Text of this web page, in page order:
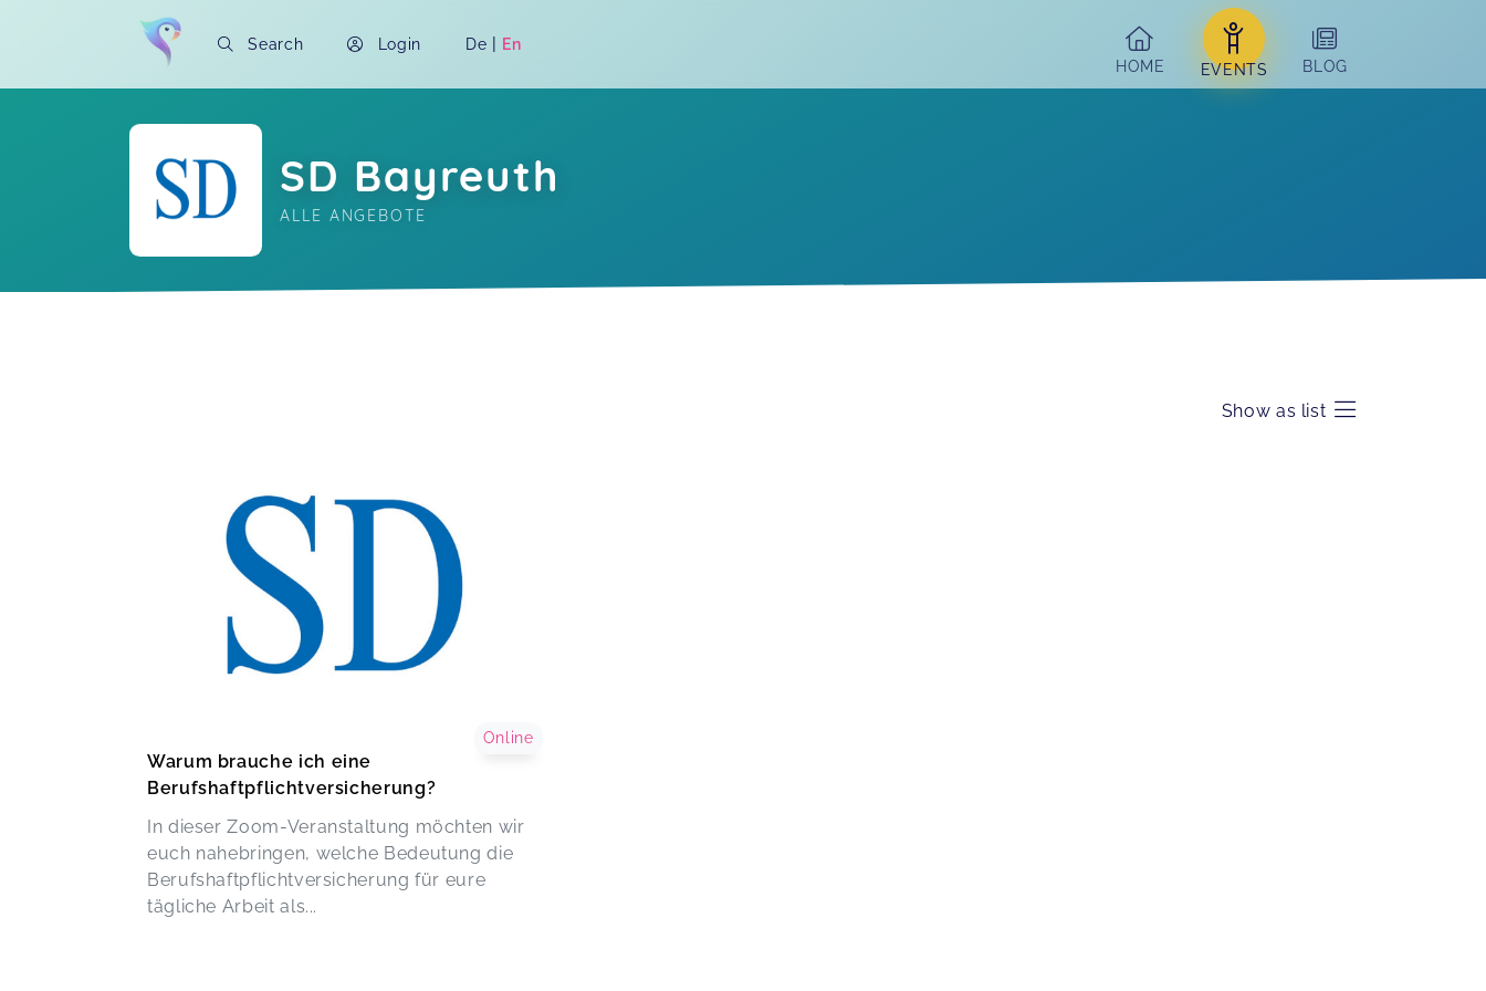
Search Login De | En
HOME
EVENTS BLOG
SD Bayreuth
ALLE ANGEBOTE
Show as list
Warum brauche ich eine
Berufshaftpflichtversicherung?
In dieser Zoom-Veranstaltung möchten wir
euch nahebringen, welche Bedeutung die
Berufshaftpflichtversicherung für eure
tägliche Arbeit als...
Online